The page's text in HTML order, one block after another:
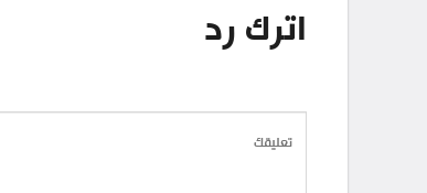
اترك رد